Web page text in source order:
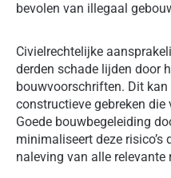
bevolen van illegaal
Civielrechtelijke
derden schade lijden door
bouwvoorschriften. Dit
constructieve gebreken die
Goede bouwbegeleiding
minimaliseert deze risico’s
naleving van alle relevante